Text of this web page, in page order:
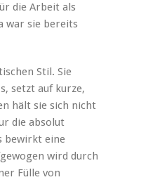
die Arbeit als
war sie bereits
Stil. Sie
setzt auf kurze,
hält sie sich nicht
die absolut
bewirkt eine
wird durch
Fülle von